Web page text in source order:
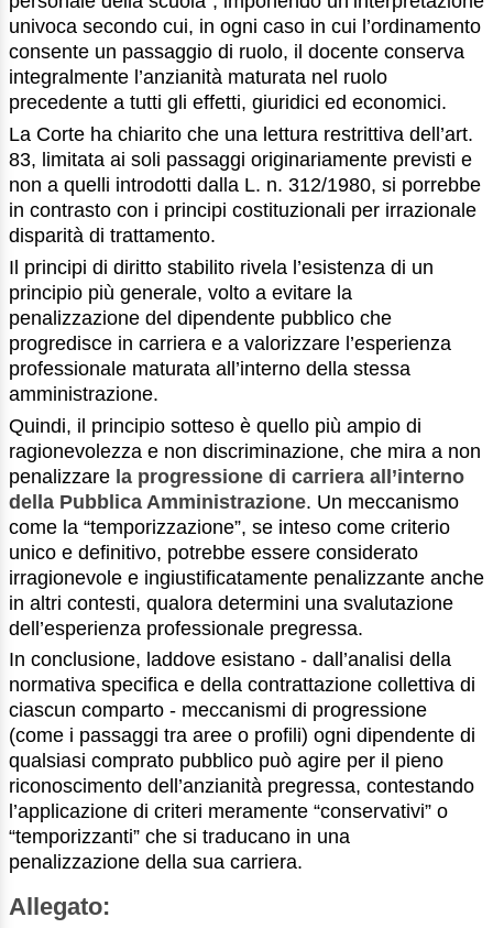
univoca secondo cui, in ogni caso in cui l’ordinamento
consente un passaggio di ruolo, il docente conserva
integralmente l’anzianità maturata nel ruolo
precedente a tutti gli effetti, giuridici ed economici.
La Corte ha chiarito che una lettura restrittiva dell’art.
83, limitata ai soli passaggi originariamente previsti e
non a quelli introdotti dalla L. n. 312/1980, si porrebbe
in contrasto con i principi costituzionali per irrazionale
disparità di trattamento.
Il principi di diritto stabilito rivela l’esistenza di un
principio più generale, volto a evitare la
penalizzazione del dipendente pubblico che
progredisce in carriera e a valorizzare l’esperienza
professionale maturata all’interno della stessa
amministrazione.
Quindi, il principio sotteso è quello più ampio di
ragionevolezza e non discriminazione, che mira a non
penalizzare la progressione di carriera all’interno
della Pubblica Amministrazione. Un meccanismo
come la “temporizzazione”, se inteso come criterio
unico e definitivo, potrebbe essere considerato
irragionevole e ingiustificatamente penalizzante anche
in altri contesti, qualora determini una svalutazione
dell’esperienza professionale pregressa.
In conclusione, laddove esistano - dall’analisi della
normativa specifica e della contrattazione collettiva di
ciascun comparto - meccanismi di progressione
(come i passaggi tra aree o profili) ogni dipendente di
qualsiasi comprato pubblico può agire per il pieno
riconoscimento dell’anzianità pregressa, contestando
l’applicazione di criteri meramente “conservativi” o
“temporizzanti” che si traducano in una
penalizzazione della sua carriera.
Allegato: